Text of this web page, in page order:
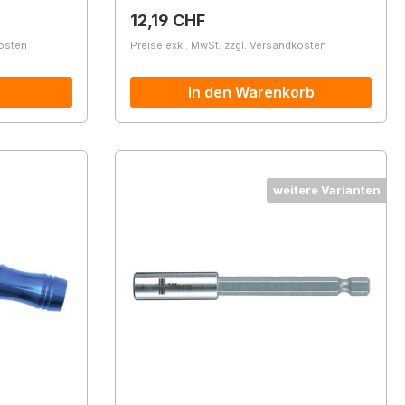
Regulärer Preis:
12,19 CHF
Preise exkl. MwSt. zzgl. Versandkosten
In den Warenkorb
weitere Varianten